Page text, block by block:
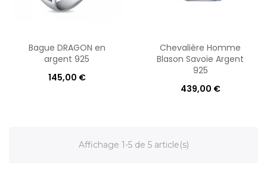
Bague DRAGON en
argent 925
145,00 €
Chevalière Homme
Blason Savoie Argent
925
439,00 €
Affichage 1-5 de 5 article(s)